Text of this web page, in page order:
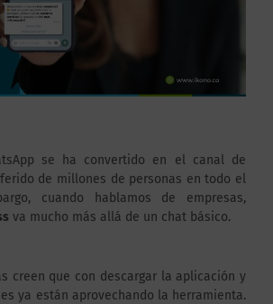
se ha convertido en el canal de
de millones de personas en todo el
cuando hablamos de empresas,
va mucho más allá de un chat básico.
creen que con descargar la aplicación y
ya están aprovechando la herramienta.